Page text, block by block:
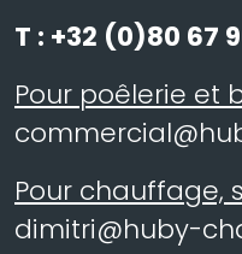
T : +32 (0)80 67
Pour poêlerie et
Pour chauffage,
dimitri@huby-